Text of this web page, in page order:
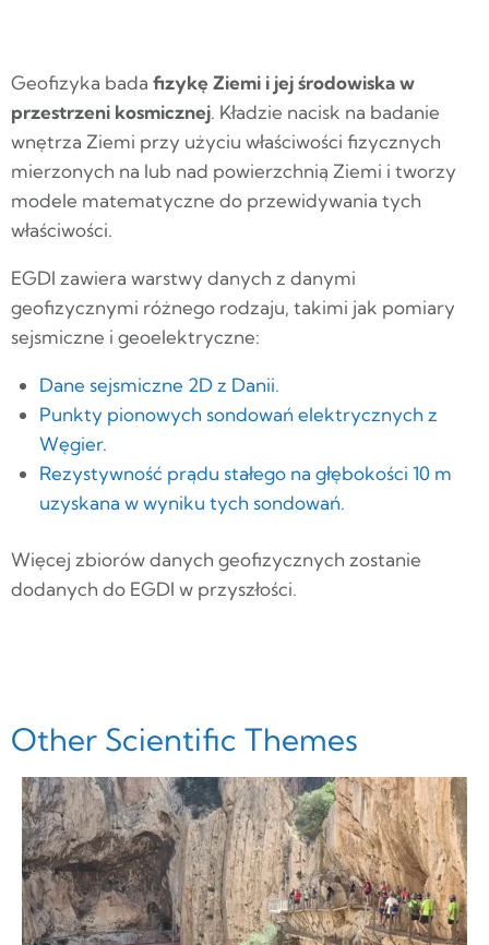
Geofizyka bada fizykę Ziemi i jej środowiska w
przestrzeni kosmicznej. Kładzie nacisk na badanie
wnętrza Ziemi przy użyciu właściwości fizycznych
mierzonych na lub nad powierzchnią Ziemi i tworzy
modele matematyczne do przewidywania tych
właściwości.
EGDI zawiera warstwy danych z danymi
geofizycznymi różnego rodzaju, takimi jak pomiary
sejsmiczne i geoelektryczne:
Dane sejsmiczne 2D z Danii.
Punkty pionowych sondowań elektrycznych z
Węgier.
Rezystywność prądu stałego na głębokości 10 m
uzyskana w wyniku tych sondowań.
Więcej zbiorów danych geofizycznych zostanie
dodanych do EGDI w przyszłości.
Other Scientific Themes